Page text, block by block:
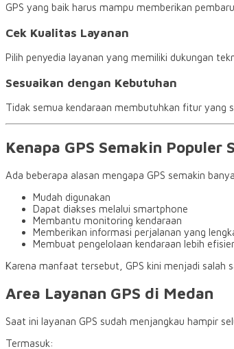
GPS yang baik harus mampu memberikan
Cek Kualitas Layanan
Pilih penyedia layanan yang memiliki dukungan
Sesuaikan dengan Kebutuhan
Tidak semua kendaraan membutuhkan fitur yang
Kenapa GPS Semakin Populer
Ada beberapa alasan mengapa GPS semakin
Mudah digunakan
Dapat diakses melalui smartphone
Membantu monitoring kendaraan
Memberikan informasi perjalanan yang
Membuat pengelolaan kendaraan lebih
Karena manfaat tersebut, GPS kini menjadi salah
Area Layanan GPS di Medan
Saat ini layanan GPS sudah menjangkau hampir
Termasuk: